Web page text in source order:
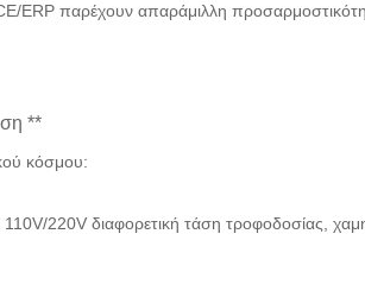
παρέχουν απαράμιλλη
**
κόσμου:
220V διαφορετική τάση τροφοδοσίας,